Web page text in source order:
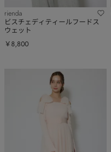
rienda
ビスチェディティールフードス
ウェット
￥8,800